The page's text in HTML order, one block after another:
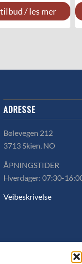
/ les mer
ADRESSE
Bølevegen 212
3713 Skien, NO
ÅPNINGSTIDER
Hverdager: 07:30-
Veibeskrivelse